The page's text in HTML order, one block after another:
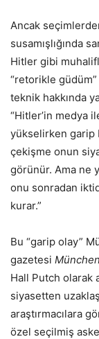
Ancak
susamışlığında
Hitler gibi
“retorikle
teknik hakkında
“Hitler’in medya
yükselirken garip
çekişme onun
görünür. Ama ne
onu sonradan
kurar.”
Bu “garip olay”
gazetesi
Hall Putch olarak
siyasetten
araştırmacılara
özel seçilmiş